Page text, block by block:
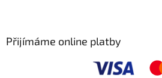
Přijímáme online platby